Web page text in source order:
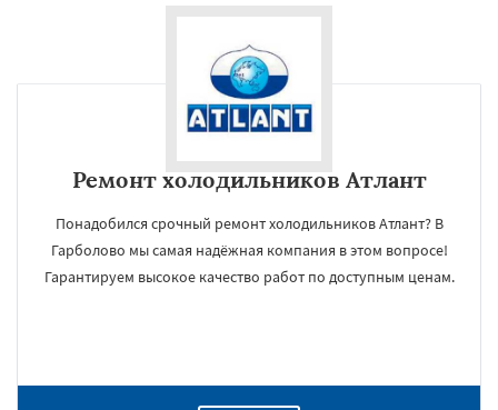
Ремонт холодильников Атлант
Понадобился срочный ремонт холодильников Атлант? В
Гарболово мы самая надёжная компания в этом вопросе!
Гарантируем высокое качество работ по доступным ценам.